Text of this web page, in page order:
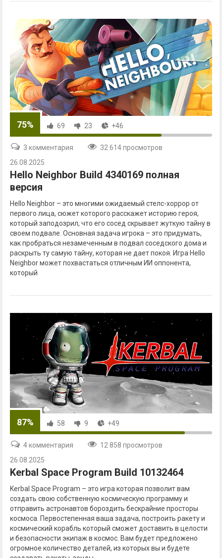
75% 69 23 +46
3 комментария
32 614 просмотров
26.08.2025
Hello Neighbor Build 4340169 полная
версия
Hello Neighbor – это многими ожидаемый стелс-хоррор от
первого лица, сюжет которого расскажет историю героя,
который заподозрил, что его сосед скрывает жуткую тайну в
своем подвале. Основная задача игрока – это придумать,
как пробраться незамеченным в подвал соседского дома и
раскрыть ту самую тайну, которая не дает покоя. Игра Hello
Neighbor может похвастаться отличным ИИ оппонента,
который
87% 58 9 +49
4 комментария
12 858 просмотров
26.08.2025
Kerbal Space Program Build 10132464
Kerbal Space Program – это игра которая позволит вам
создать свою собственную космическую программу и
отправить астронавтов бороздить бескрайние просторы
космоса. Первостепенная ваша задача, построить ракету и
космический корабль который сможет доставить в целости
и безопасности экипаж в космос. Вам будет предложено
огромное количество деталей, из которых вы и будете